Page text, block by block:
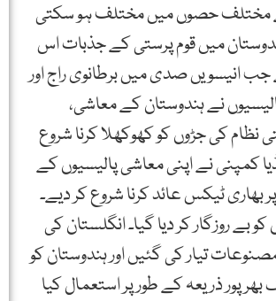
مختلف حصوں میں مختلف ہو سکتی
میں قوم پرستی کے جذبات اس
جب انیسویں صدی میں برطانوی راج اور
نے ہندوستان کے معاشی،
نظام کی جڑوں کو کھوکھلا کرنا شروع
کمپنی نے اپنی معاشی پالیسیوں کے
بھاری ٹیکس عائد کرنا شروع کر دیے۔
بے روزگار کر دیا گیا۔ انگلستان کی
تیار کی گئیں اور ہندوستان کو
ذریعہ کے طور پر استعمال کیا